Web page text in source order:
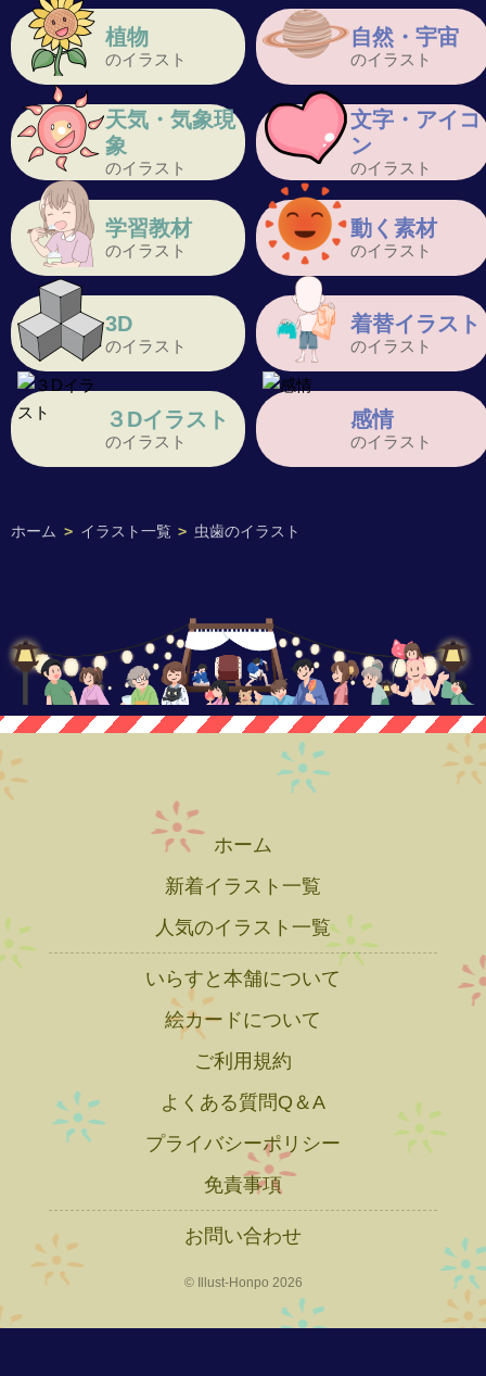
ホーム > イラスト一覧 > 虫歯のイラスト
植物
のイラスト
自然・宇宙
のイラスト
天気・気象現
象
のイラスト
文字・アイコ
ン
のイラスト
学習教材
のイラスト
動く素材
のイラスト
3D
のイラスト
着替イラスト
のイラスト
３Dイラスト
のイラスト
感情
のイラスト
ホーム
新着イラスト一覧
人気のイラスト一覧
いらすと本舗について
絵カードについて
ご利用規約
よくある質問Q＆A
プライバシーポリシー
免責事項
お問い合わせ
© Illust-Honpo 2026